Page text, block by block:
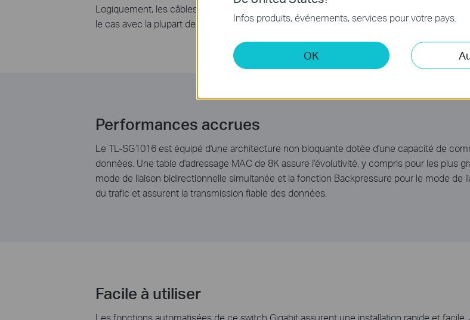
Logiquement, les câbles courts devraient être moins énergivores en raison de la faible
le cas avec la plupart des périphériques du fait qu’ils consomment la même quantité
Performances accrues
Le TL-SG1016 est équipé d'une architecture non bloquante dotée d'une capacité de
données. Une table d'adressage MAC de 8K assure l'évolutivité, y compris pour les plus
mode de liaison bidirectionnelle simultanée et la fonction Backpressure pour le mode de
du trafic et assurent la transmission fiable des données.
Facile à utiliser
Les fonctions automatisées de ce switch Gigabit assurent une installation rapide et
Infos produits, événements, services pour votre pays.
OK